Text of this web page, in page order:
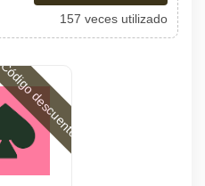
157 veces utilizado
descuento